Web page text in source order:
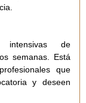
de
semanas. Está
que
y deseen